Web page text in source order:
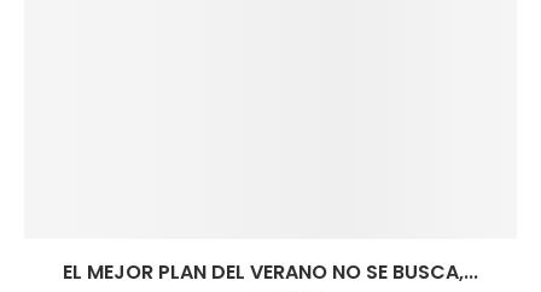
EL MEJOR PLAN DEL VERANO NO SE BUSCA,...